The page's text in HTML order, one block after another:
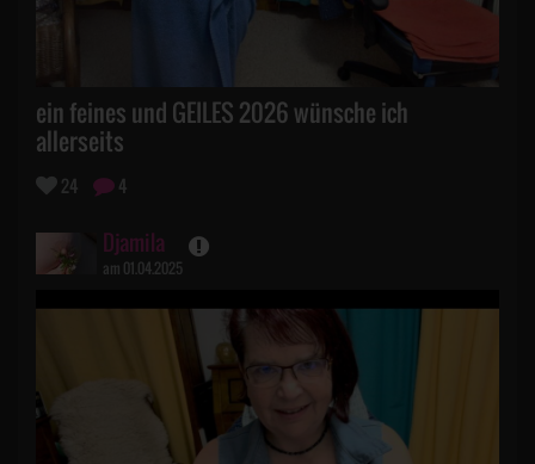
ein feines und GEILES 2026 wünsche ich
allerseits
24 4
Djamila
am 01.04.2025